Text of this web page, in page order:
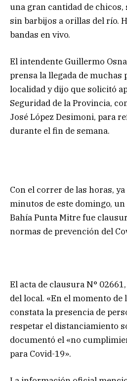
una gran cantidad de
sin barbijos a orillas del río.
bandas en vivo.
El intendente Guillermo
prensa la llegada de muchas
localidad y dijo que solicitó
Seguridad de la Provincia,
José López Desimoni, para
durante el fin de semana.
Con el correr de las horas,
minutos de este domingo,
Bahía Punta Mitre fue
normas de prevención del
El acta de clausura N°
del local. «En el momento de
constata la presencia de
respetar el distanciamiento
documentó el «no
para Covid-19».